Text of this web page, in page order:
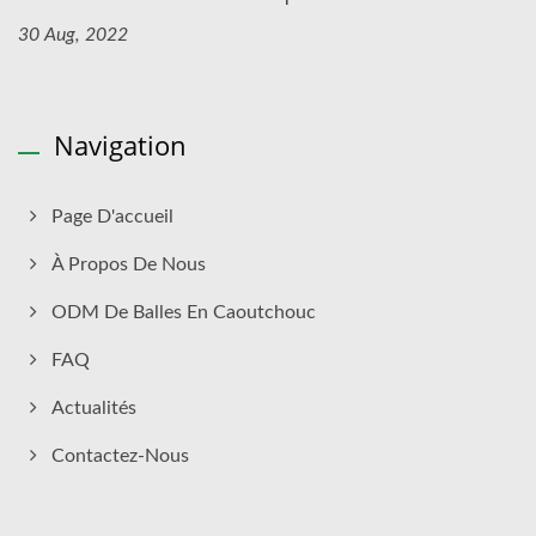
30 Aug, 2022
Navigation
Page D'accueil
À Propos De Nous
ODM De Balles En Caoutchouc
FAQ
Actualités
Contactez-Nous